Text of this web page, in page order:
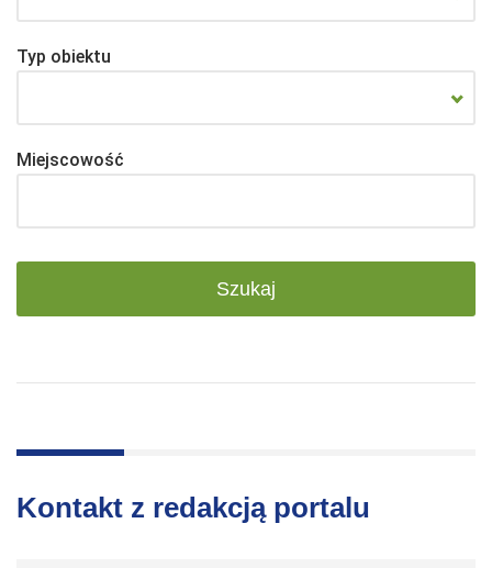
Typ obiektu
Miejscowość
Kontakt z redakcją portalu